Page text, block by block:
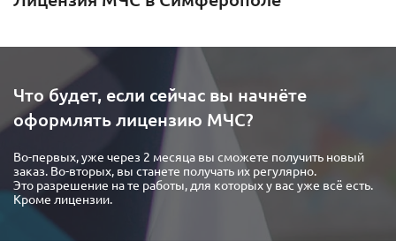
Что будет, если сейчас вы начнёте
оформлять лицензию МЧС?
Во-первых, уже через 2 месяца вы сможете получить новый
заказ. Во-вторых, вы станете получать их регулярно.
Это разрешение на те работы, для которых у вас уже всё есть.
Кроме лицензии.